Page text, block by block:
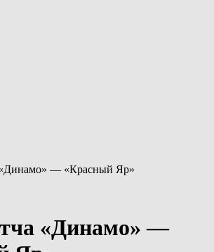
— «Красный Яр»
«Динамо» —